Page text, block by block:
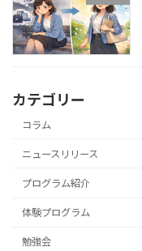
カテゴリー
コラム
ニュースリリース
プログラム紹介
体験プログラム
勉強会